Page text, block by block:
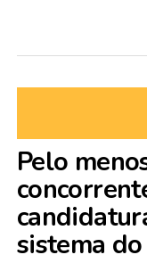
Pelo
sistema do